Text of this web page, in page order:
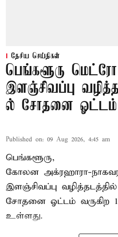
தேசிய செய்திகள்
பெங்களூரு
இளஞ்சிவப்பு
ல் சோதனை ஓட்டம்
Published on: 09 Aug 2026, 4:45 am
பெங்களூரு,
கோலன அக்ரஹாரா-
இளஞ்சிவப்பு
சோதனை ஓட்டம் வருகிற
உள்ளது.